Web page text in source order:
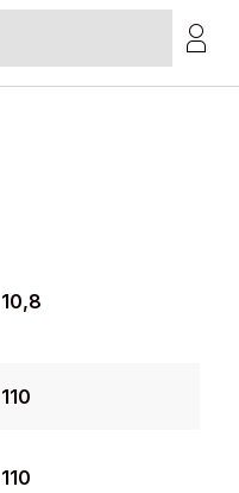
10,8
110
110